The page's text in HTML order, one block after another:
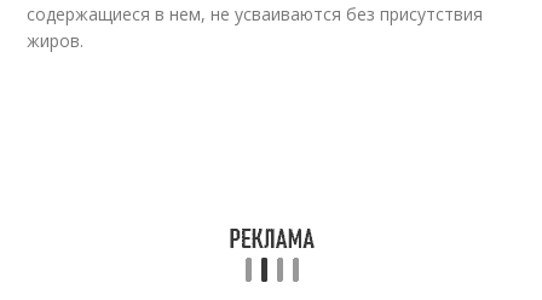
содержащиеся в нем, не усваиваются без присутствия
жиров.